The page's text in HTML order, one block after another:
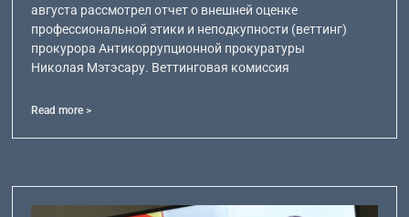
августа рассмотрел отчет о внешней оценке
профессиональной этики и неподкупности (веттинг)
прокурора Антикоррупционной прокуратуры
Николая Мэтэсару. Веттинговая комиссия
Read more >